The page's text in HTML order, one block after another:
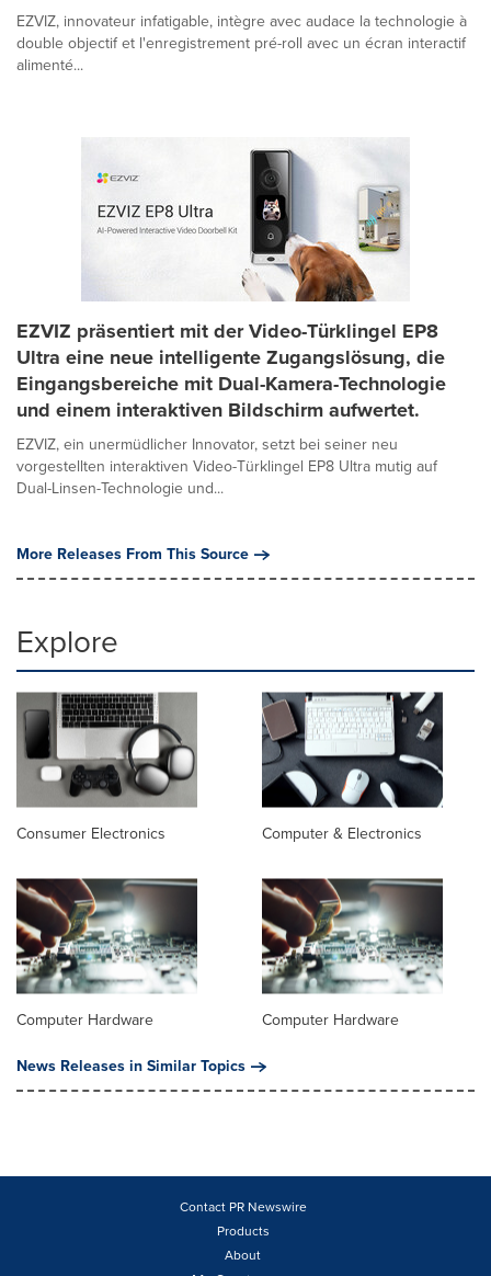
EZVIZ, innovateur infatigable, intègre avec audace la technologie à
double objectif et l'enregistrement pré-roll avec un écran interactif
alimenté...
EZVIZ präsentiert mit der Video-Türklingel EP8
Ultra eine neue intelligente Zugangslösung, die
Eingangsbereiche mit Dual-Kamera-Technologie
und einem interaktiven Bildschirm aufwertet.
EZVIZ, ein unermüdlicher Innovator, setzt bei seiner neu
vorgestellten interaktiven Video-Türklingel EP8 Ultra mutig auf
Dual-Linsen-Technologie und...
More Releases From This Source
Explore
Consumer Electronics Computer & Electronics
Computer Hardware
Computer Hardware
News Releases in Similar Topics
Contact PR Newswire
Products
About